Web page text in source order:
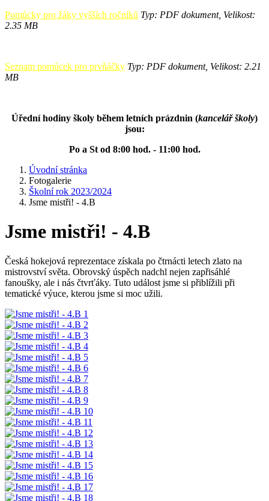
Pomůcky pro žáky vyšších ročníků Typ: PDF dokument, Velikost:
2.35 MB
Seznam pomůcek pro prvňáčky Typ: PDF dokument, Velikost: 2.21
MB
Úřední hodiny školy během letních prázdnin (kancelář školy)
jsou:
Po a St od 8:00 hod. - 11:00 hod.
Úvodní stránka
Fotogalerie
Školní rok 2023/2024
Jsme mistři! - 4.B
Jsme mistři! - 4.B
Česká hokejová reprezentace získala po čtrnácti letech zlato na
mistrovství světa. Obrovský úspěch nadchl nejen zapřisáhlé
fanoušky, ale i nás čtvrťáky. Tuto událost jsme si přiblížili při
tematické výuce, kterou jsme si moc užili.